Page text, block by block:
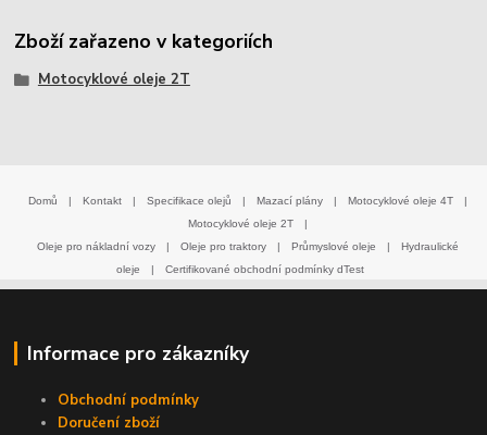
Zboží zařazeno v kategoriích
Motocyklové oleje 2T
Domů Kontakt Specifikace olejů Mazací plány Motocyklové oleje 4T
Motocyklové oleje 2T
Oleje pro nákladní vozy
Oleje pro traktory Průmyslové oleje
Hydraulické
oleje
Certifikované obchodní podmínky dTest
Informace pro zákazníky
Obchodní podmínky
Doručení zboží